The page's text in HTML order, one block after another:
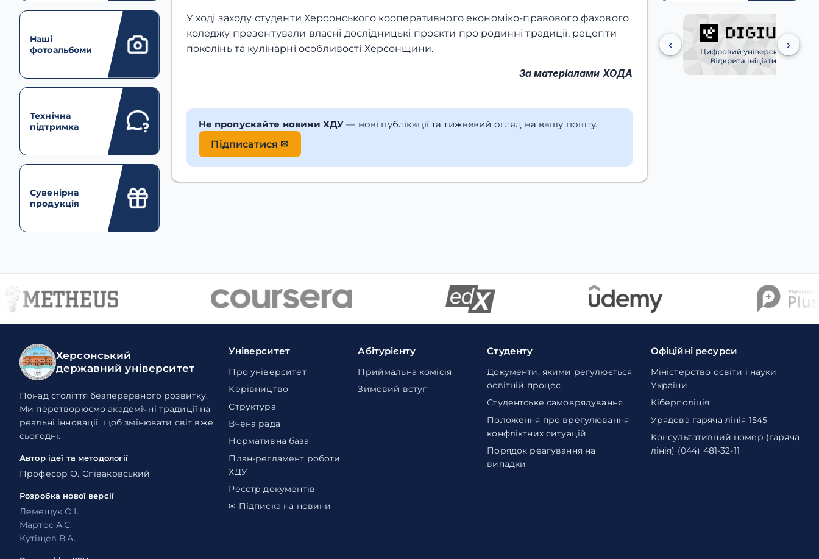
Наші
фотоальбоми
Технічна
підтримка
Сувенірна
продукція
У ході заходу студенти Херсонського кооперативного економіко-правового фахового
коледжу презентували власні дослідницькі проєкти про родинні традиції, рецепти
поколінь та кулінарні особливості Херсонщини.
За матеріалами ХОДА
Не пропускайте новини ХДУ — нові публікації та тижневий огляд на вашу пошту.
Підписатися ✉
‹ ›
Херсонський
державний університет
Понад століття безперервного розвитку.
Ми перетворюємо академічні традиції на
реальні інновації, щоб змінювати світ вже
сьогодні.
Автор ідеї та методології
Професор О. Співаковський
Розробка нової версії
Лемещук О.І.
Мартос А.С.
Кутіщев В.А.
Університет
Про університет
Керівництво
Структура
Вчена рада
Нормативна база
План-регламент роботи
ХДУ
Реєстр документів
✉ Підписка на новини
Абітурієнту
Приймальна комісія
Зимовий вступ
Студенту
Документи, якими регулюється
освітній процес
Студентське самоврядування
Положення про врегулювання
конфліктних ситуацій
Порядок реагування на
випадки
Офіційні ресурси
Міністерство освіти і науки
України
Кіберполіція
Урядова гаряча лінія 1545
Консультативний номер (гаряча
лінія) (044) 481-32-11